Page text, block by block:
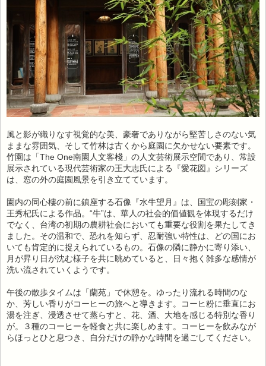
風と影が織りなす視覚的な美、豪奢でありながら堅苦しさのない気
ままな雰囲気、そして竹林は古くから庭園に欠かせない要素です。
竹園は「The One南園人文客棧」の人文芸術展示空間であり、常設
展示されている現代芸術家の王大志氏による『愛花図』シリーズ
は、窓の外の庭園風景を引き立てています。
園内の同心樓の前に鎮座する石像『水牛望月』は、国宝の彫刻家・
王秀杞氏による作品。“牛”は、華人の社会的価値観を体現するだけ
でなく、台湾の初期の農耕社会においても重要な役割を果たしてき
ました。その温和で、恐れを知らず、忍耐強い特性は、どの国にお
いても肯定的に捉えられているもの。石像の隣に静かに寄り添い、
月が昇り日が沈む様子を共に眺めていると、日々抱く雑多な感情が
洗い流されていくようです。
午後の散歩タイムは「蘭苑」で休憩を。ゆったり流れる時間のな
か、芳しい香りがコーヒーの旅へと導きます。コーヒ粉に垂直にお
湯を注ぎ、浸透させて蒸らすと、花、酒、大地を感じる特別な香り
が。３種のコーヒーを軽食と共に楽しめます。コーヒーを飲みなが
らほっとひと息つき、自分だけの静かな時間を過ごしてください。